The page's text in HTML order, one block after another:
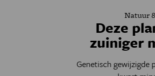
Natuur
Deze
zuiniger
Genetisch gewijzigde